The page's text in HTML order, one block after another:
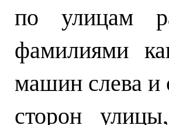
по улицам
фамилиями
машин слева и
сторон